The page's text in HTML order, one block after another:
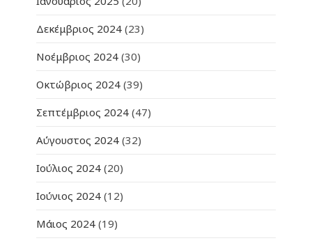
Δεκέμβριος 2024 (23)
Νοέμβριος 2024 (30)
Οκτώβριος 2024 (39)
Σεπτέμβριος 2024 (47)
Αύγουστος 2024 (32)
Ιούλιος 2024 (20)
Ιούνιος 2024 (12)
Μάιος 2024 (19)